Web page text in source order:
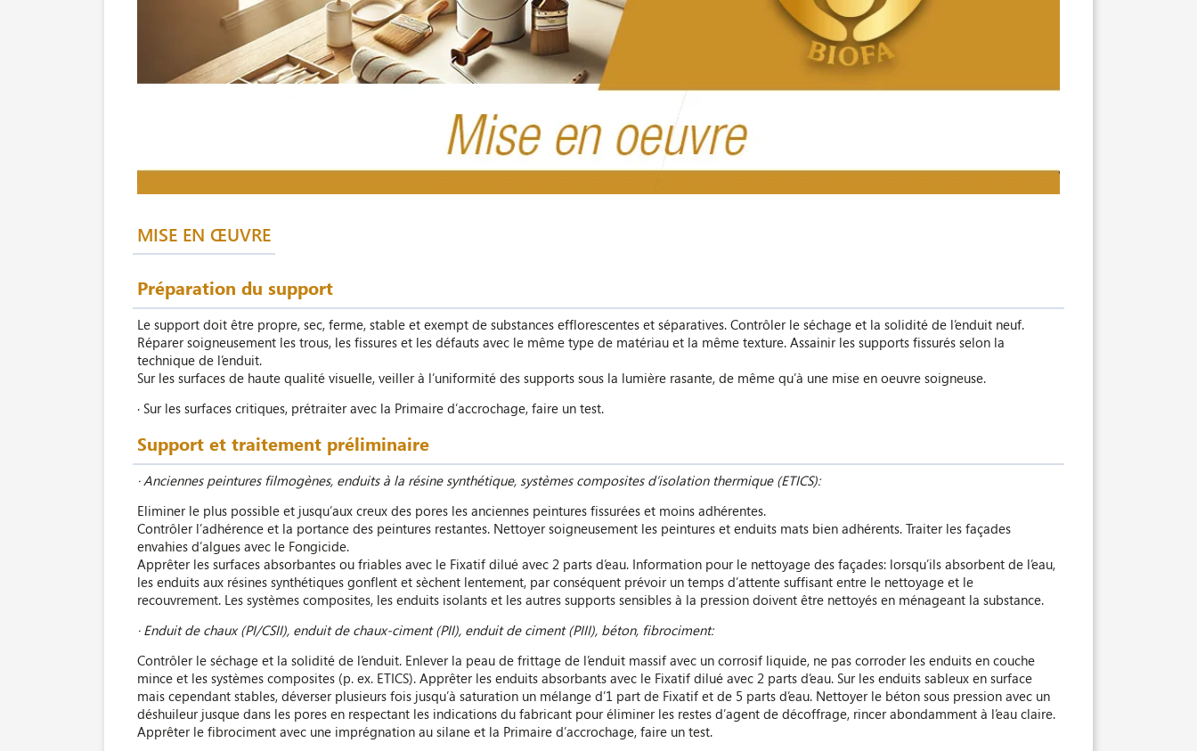
MISE EN ŒUVRE
Préparation du support
Le support doit être propre, sec, ferme, stable et exempt de substances efflorescentes et séparatives. Contrôler le séchage et la solidité de l’enduit neuf.
Réparer soigneusement les trous, les fissures et les défauts avec le même type de matériau et la même texture. Assainir les supports fissurés selon la
technique de l’enduit.
Sur les surfaces de haute qualité visuelle, veiller à l’uniformité des supports sous la lumière rasante, de même qu’à une mise en oeuvre soigneuse.
· Sur les surfaces critiques, prétraiter avec la Primaire d’accrochage, faire un test.
Support et traitement préliminaire
· Anciennes peintures filmogènes, enduits à la résine synthétique, systèmes composites d’isolation thermique (ETICS):
Eliminer le plus possible et jusqu’aux creux des pores les anciennes peintures fissurées et moins adhérentes.
Contrôler l’adhérence et la portance des peintures restantes. Nettoyer soigneusement les peintures et enduits mats bien adhérents. Traiter les façades
envahies d’algues avec le Fongicide.
Apprêter les surfaces absorbantes ou friables avec le Fixatif dilué avec 2 parts d’eau. Information pour le nettoyage des façades: lorsqu’ils absorbent de l’eau,
les enduits aux résines synthétiques gonflent et sèchent lentement, par conséquent prévoir un temps d’attente suffisant entre le nettoyage et le
recouvrement. Les systèmes composites, les enduits isolants et les autres supports sensibles à la pression doivent être nettoyés en ménageant la substance.
· Enduit de chaux (PI/CSII), enduit de chaux-ciment (PII), enduit de ciment (PIII), béton, fibrociment:
Contrôler le séchage et la solidité de l’enduit. Enlever la peau de frittage de l’enduit massif avec un corrosif liquide, ne pas corroder les enduits en couche
mince et les systèmes composites (p. ex. ETICS). Apprêter les enduits absorbants avec le Fixatif dilué avec 2 parts d’eau. Sur les enduits sableux en surface
mais cependant stables, déverser plusieurs fois jusqu’à saturation un mélange d’1 part de Fixatif et de 5 parts d’eau. Nettoyer le béton sous pression avec un
déshuileur jusque dans les pores en respectant les indications du fabricant pour éliminer les restes d’agent de décoffrage, rincer abondamment à l’eau claire.
Apprêter le fibrociment avec une imprégnation au silane et la Primaire d’accrochage, faire un test.